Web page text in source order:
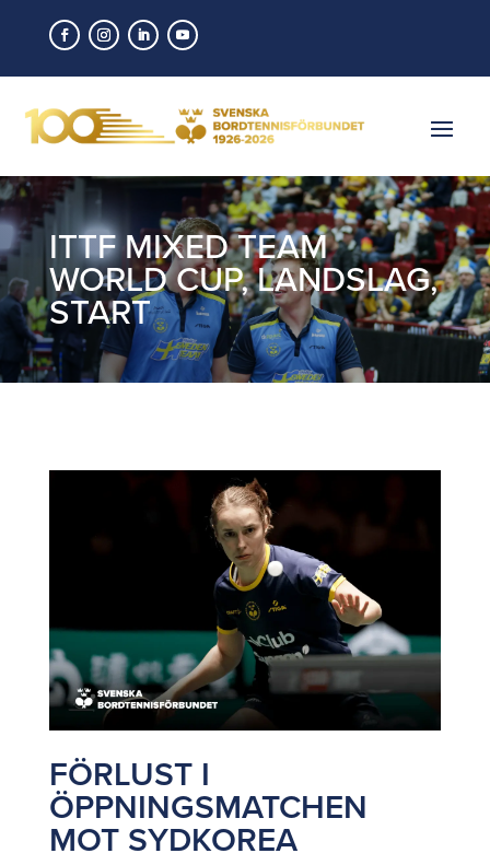
ITTF MIXED TEAM
WORLD CUP,LANDSLAG,
START
FÖRLUST I
ÖPPNINGSMATCHEN
MOT SYDKOREA